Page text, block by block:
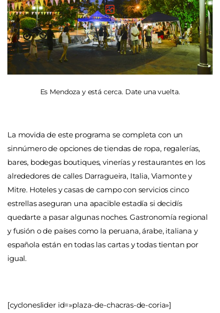
Es Mendoza y está cerca. Date una vuelta.
La movida de este programa se completa con un
sinnúmero de opciones de tiendas de ropa, regalerías,
bares, bodegas boutiques, vinerías y restaurantes en los
alrededores de calles Darragueira, Italia, Viamonte y
Mitre. Hoteles y casas de campo con servicios cinco
estrellas aseguran una apacible estadía si decidís
quedarte a pasar algunas noches. Gastronomía regional
y fusión o de países como la peruana, árabe, italiana y
española están en todas las cartas y todas tientan por
igual.
[cycloneslider id=»plaza-de-chacras-de-coria»]